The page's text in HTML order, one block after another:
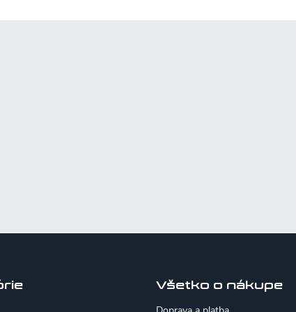
Všetko o nákupe